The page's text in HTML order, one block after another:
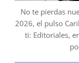
No te pierdas
2026, el pulso
ti: Editoriales,